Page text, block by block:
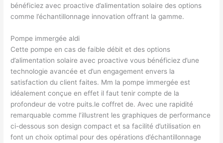
bénéficiez avec proactive d’alimentation solaire des options
comme l’échantillonnage innovation offrant la gamme.
Pompe immergée aldi
Cette pompe en cas de faible débit et des options
d’alimentation solaire avec proactive vous bénéficiez d’une
technologie avancée et d’un engagement envers la
satisfaction du client faites. Mm la pompe immergée est
idéalement conçue en effet il faut tenir compte de la
profondeur de votre puits.le coffret de. Avec une rapidité
remarquable comme l’illustrent les graphiques de performance
ci-dessous son design compact et sa facilité d’utilisation en
font un choix optimal pour des opérations d’échantillonnage